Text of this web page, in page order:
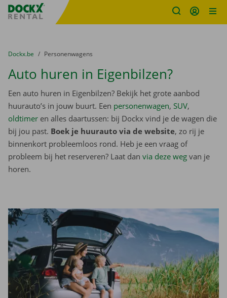
Fratello DEMO
U bevindt zich hier:
van
Dockx.be naar
Personenwagens
Auto huren in Eigenbilzen?
Een auto huren in Eigenbilzen? Bekijk het grote aanbod
huurauto’s in jouw buurt. Een personenwagen, SUV,
oldtimer en alles daartussen: bij Dockx vind je de wagen die
bij jou past. Boek je huurauto via de website, zo rij je
binnenkort probleemloos rond. Heb je een vraag of
probleem bij het reserveren? Laat dan via deze weg van je
horen.